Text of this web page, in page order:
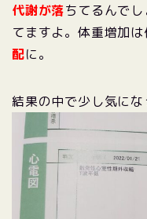
代謝が落ちてるんで
てますよ。体重増加
配に。
結果の中で少し気に